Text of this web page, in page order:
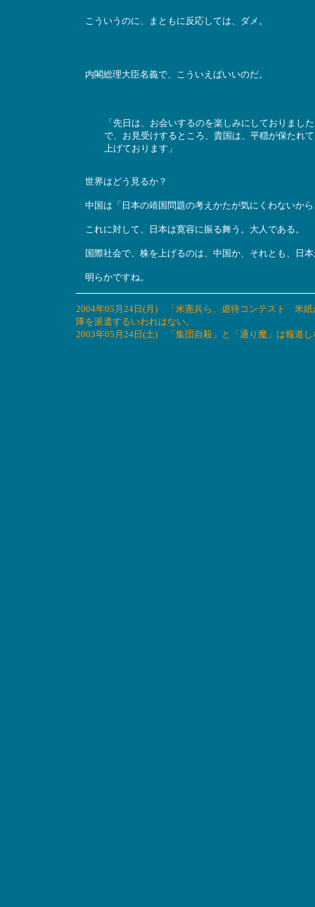
こういうのに、まともに反応しては、ダメ。
内閣総理大臣名義で、こういえばいいのだ。
「先日は、お会いするのを楽しみにしておりまし
で、お見受けするところ、貴国は、平穏が保たれ
上げております」
世界はどう見るか？
中国は「日本の靖国問題の考えかたが気にくわないか
これに対して、日本は寛容に振る舞う。大人である。
国際社会で、株を上げるのは、中国か、それとも、日本
明らかですね。
2004年05月24日(月) 「米憲兵ら、虐待コンテスト 米
隊を派遣するいわれはない。
2003年05月24日(土) 「集団自殺」と「通り魔」は報道